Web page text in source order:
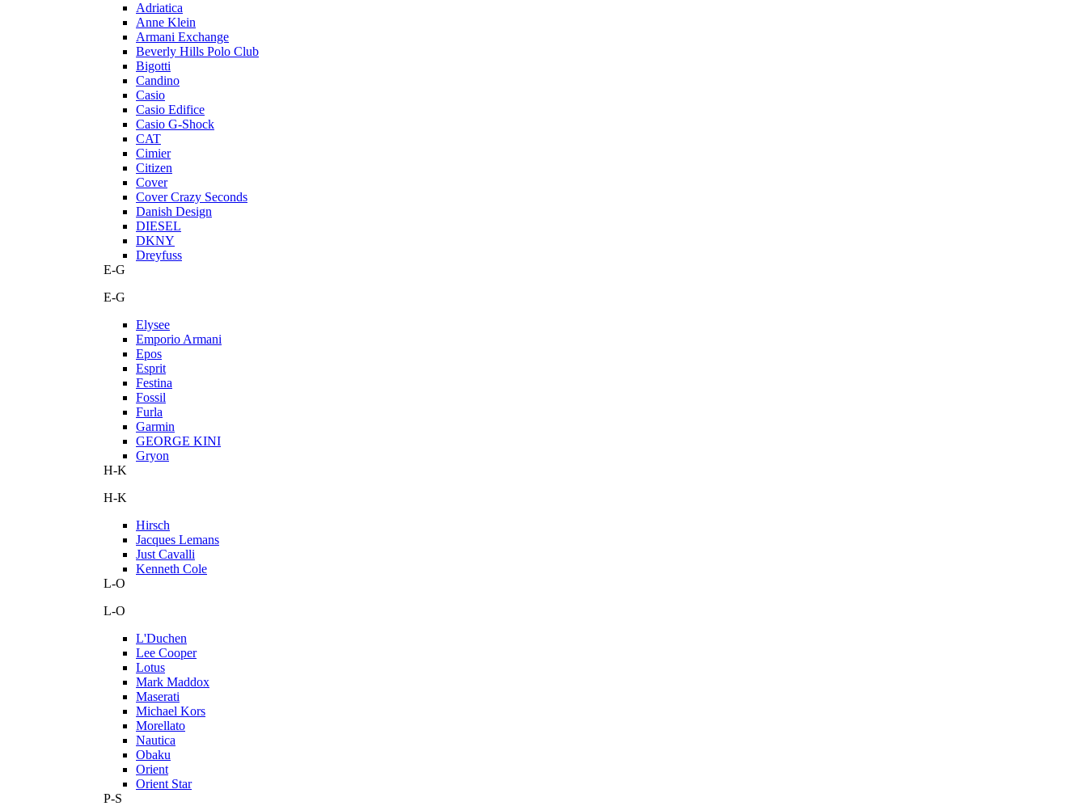
Adriatica
Anne Klein
Armani Exchange
Beverly Hills Polo Club
Bigotti
Candino
Casio
Casio Edifice
Casio G-Shock
CAT
Cimier
Citizen
Cover
Cover Crazy Seconds
Danish Design
DIESEL
DKNY
Dreyfuss
E-G
E-G
Elysee
Emporio Armani
Epos
Esprit
Festina
Fossil
Furla
Garmin
GEORGE KINI
Gryon
H-K
H-K
Hirsch
Jacques Lemans
Just Cavalli
Kenneth Cole
L-O
L-O
L'Duchen
Lee Cooper
Lotus
Mark Maddox
Maserati
Michael Kors
Morellato
Nautica
Obaku
Orient
Orient Star
P-S